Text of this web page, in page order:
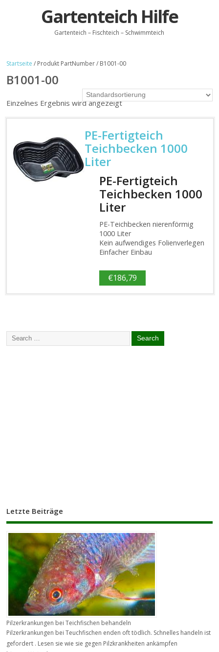
Gartenteich Hilfe
Gartenteich – Fischteich – Schwimmteich
Startseite / Produkt PartNumber / B1001-00
B1001-00
Einzelnes Ergebnis wird angezeigt
PE-Fertigteich
Teichbecken 1000
Liter
PE-Fertigteich
Teichbecken 1000
Liter
PE-Teichbecken nierenförmig
1000 Liter
Kein aufwendiges Folienverlegen
Einfacher Einbau
€186,79
Letzte Beiträge
Pilzerkrankungen bei Teichfischen behandeln
Pilzerkrankungen bei Teuchfischen enden oft tödlich. Schnelles handeln ist
gefordert . Lesen sie wie sie gegen Pilzkrankheiten ankämpfen